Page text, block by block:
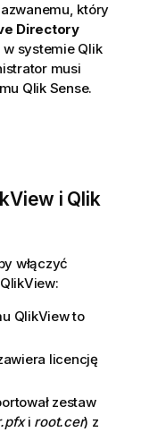
który
Directory
w systemie Qlik
musi
Qlik Sense.
i Qlik
włączyć
QlikView:
QlikViewto
licencję
zestaw
i root.cer) z